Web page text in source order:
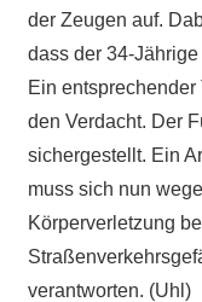
der Zeugen auf.
dass der 34-
Ein
den Verdacht. Der
sichergestellt. Ein
muss sich nun
Körperverletzung
verantworten. (Uhl)